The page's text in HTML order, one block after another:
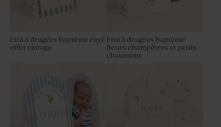
Etui à dragées baptême rayé
effet vintage
Etui à dragées baptême
fleurs champêtres et petits
chaussons